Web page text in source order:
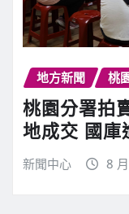
地方新聞 桃
桃園分署拍
地成交 國
新聞中心 8